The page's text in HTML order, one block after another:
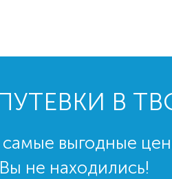
В
выгодные
не находились!